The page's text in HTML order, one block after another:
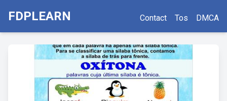
FDPLEARN Contact Tos DMCA